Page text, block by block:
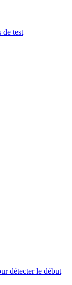
de test
détecter le début